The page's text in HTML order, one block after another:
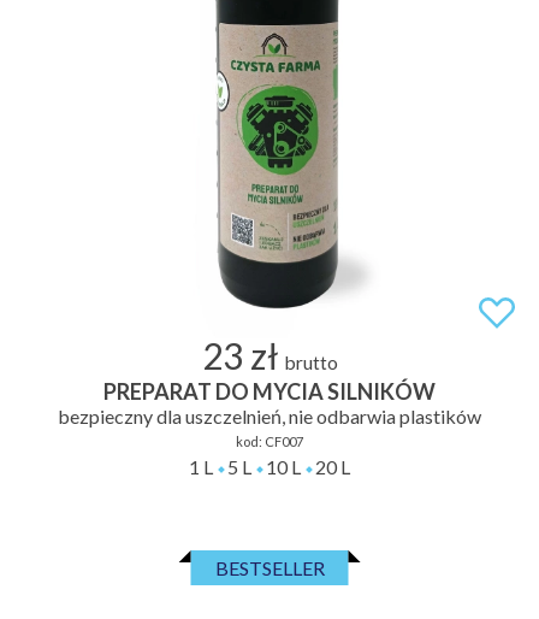
23 zł brutto
PREPARAT DO MYCIA SILNIKÓW
bezpieczny dla uszczelnień, nie odbarwia plastików
kod: CF007
1 L 5 L 10 L 20 L
BESTSELLER